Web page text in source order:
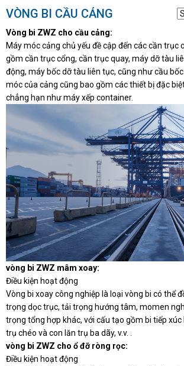
VÒNG BI CẦU CẢNG
Vòng bi ZWZ cho cầu cảng:
Máy móc cảng chủ yếu đề cập đến các cần trục
gồm cần trục cổng, cần trục quay, máy dỡ tàu
động, máy bốc dỡ tàu liên tục, cũng như cầu
móc của cảng cũng bao gồm các thiết bị đặc
chẳng hạn như máy xếp container.
vòng bi ZWZ mâm xoay:
Điều kiện hoạt động
Vòng bi xoay công nghiệp là loại vòng bi có thể
trọng dọc trục, tải trọng hướng tâm, momen
trọng tổng hợp khác, với cấu tạo gồm bi tiếp xúc
trụ chéo và con lăn trụ ba dãy, v.v. .
vòng bi ZWZ cho ổ đỡ ròng rọc:
Điều kiện hoạt động